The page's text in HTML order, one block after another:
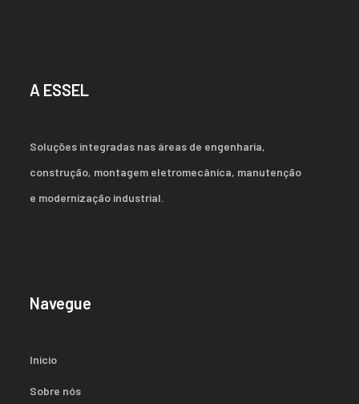
A ESSEL
Soluções integradas nas áreas de engenharia,
construção, montagem eletromecânica, manutenção
e modernização industrial.
Navegue
Inicio
Sobre nós